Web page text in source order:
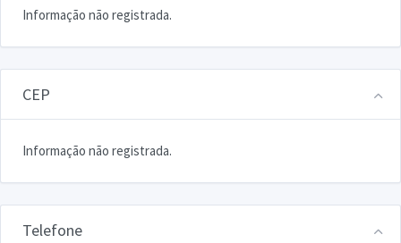
Informação não registrada.
CEP
Informação não registrada.
Telefone